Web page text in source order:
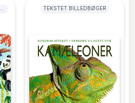
TEKSTET BILLEDBØGER